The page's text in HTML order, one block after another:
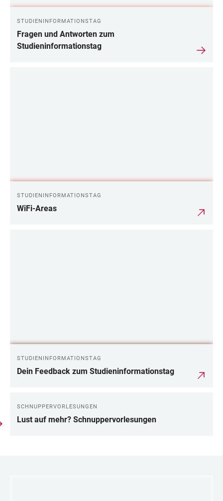
STUDIENINFORMATIONSTAG
Fragen und Antworten zum
Studieninformationstag
STUDIENINFORMATIONSTAG
WiFi-Areas
STUDIENINFORMATIONSTAG
Dein Feedback zum Studieninformationstag
SCHNUPPERVORLESUNGEN
Lust auf mehr? Schnuppervorlesungen